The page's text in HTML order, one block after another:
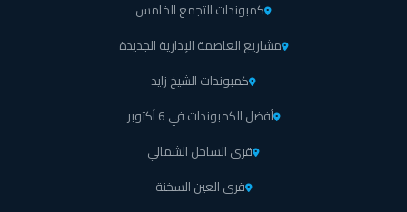
كمبوندات التجمع الخامس
مشاريع العاصمة الإدارية الجديدة
كمبوندات الشيخ زايد
أفضل الكمبوندات في 6 أكتوبر
قرى الساحل الشمالي
قرى العين السخنة